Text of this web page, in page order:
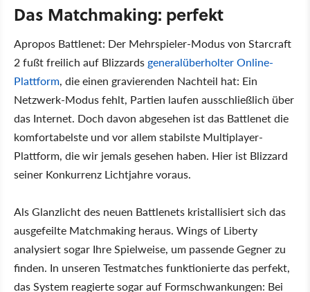
Das Matchmaking: perfekt
Apropos Battlenet: Der Mehrspieler-Modus von Starcraft
2 fußt freilich auf Blizzards generalüberholter Online-
Plattform, die einen gravierenden Nachteil hat: Ein
Netzwerk-Modus fehlt, Partien laufen ausschließlich über
das Internet. Doch davon abgesehen ist das Battlenet die
komfortabelste und vor allem stabilste Multiplayer-
Plattform, die wir jemals gesehen haben. Hier ist Blizzard
seiner Konkurrenz Lichtjahre voraus.
Als Glanzlicht des neuen Battlenets kristallisiert sich das
ausgefeilte Matchmaking heraus. Wings of Liberty
analysiert sogar Ihre Spielweise, um passende Gegner zu
finden. In unseren Testmatches funktionierte das perfekt,
das System reagierte sogar auf Formschwankungen: Bei